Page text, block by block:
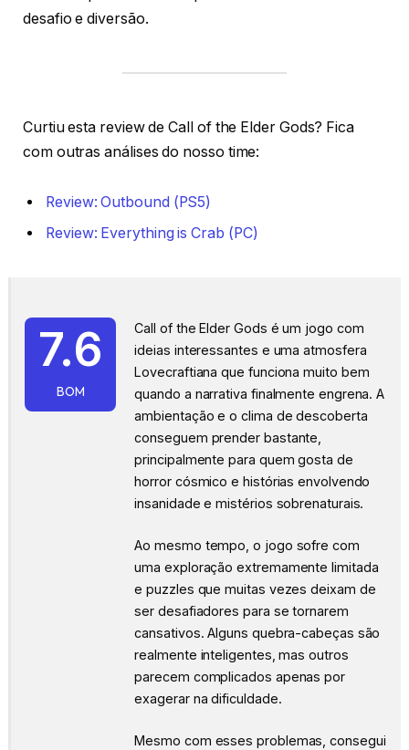
desafio e diversão.
Curtiu esta review de Call of the Elder Gods? Fica
com outras análises do nosso time:
Review: Outbound (PS5)
Review: Everything is Crab (PC)
7.6
BOM
Call of the Elder Gods é um jogo com
ideias interessantes e uma atmosfera
Lovecraftiana que funciona muito bem
quando a narrativa finalmente engrena. A
ambientação e o clima de descoberta
conseguem prender bastante,
principalmente para quem gosta de
horror cósmico e histórias envolvendo
insanidade e mistérios sobrenaturais.
Ao mesmo tempo, o jogo sofre com
uma exploração extremamente limitada
e puzzles que muitas vezes deixam de
ser desafiadores para se tornarem
cansativos. Alguns quebra-cabeças são
realmente inteligentes, mas outros
parecem complicados apenas por
exagerar na dificuldade.
Mesmo com esses problemas, consegui